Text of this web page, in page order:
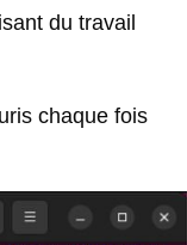
du travail
chaque fois